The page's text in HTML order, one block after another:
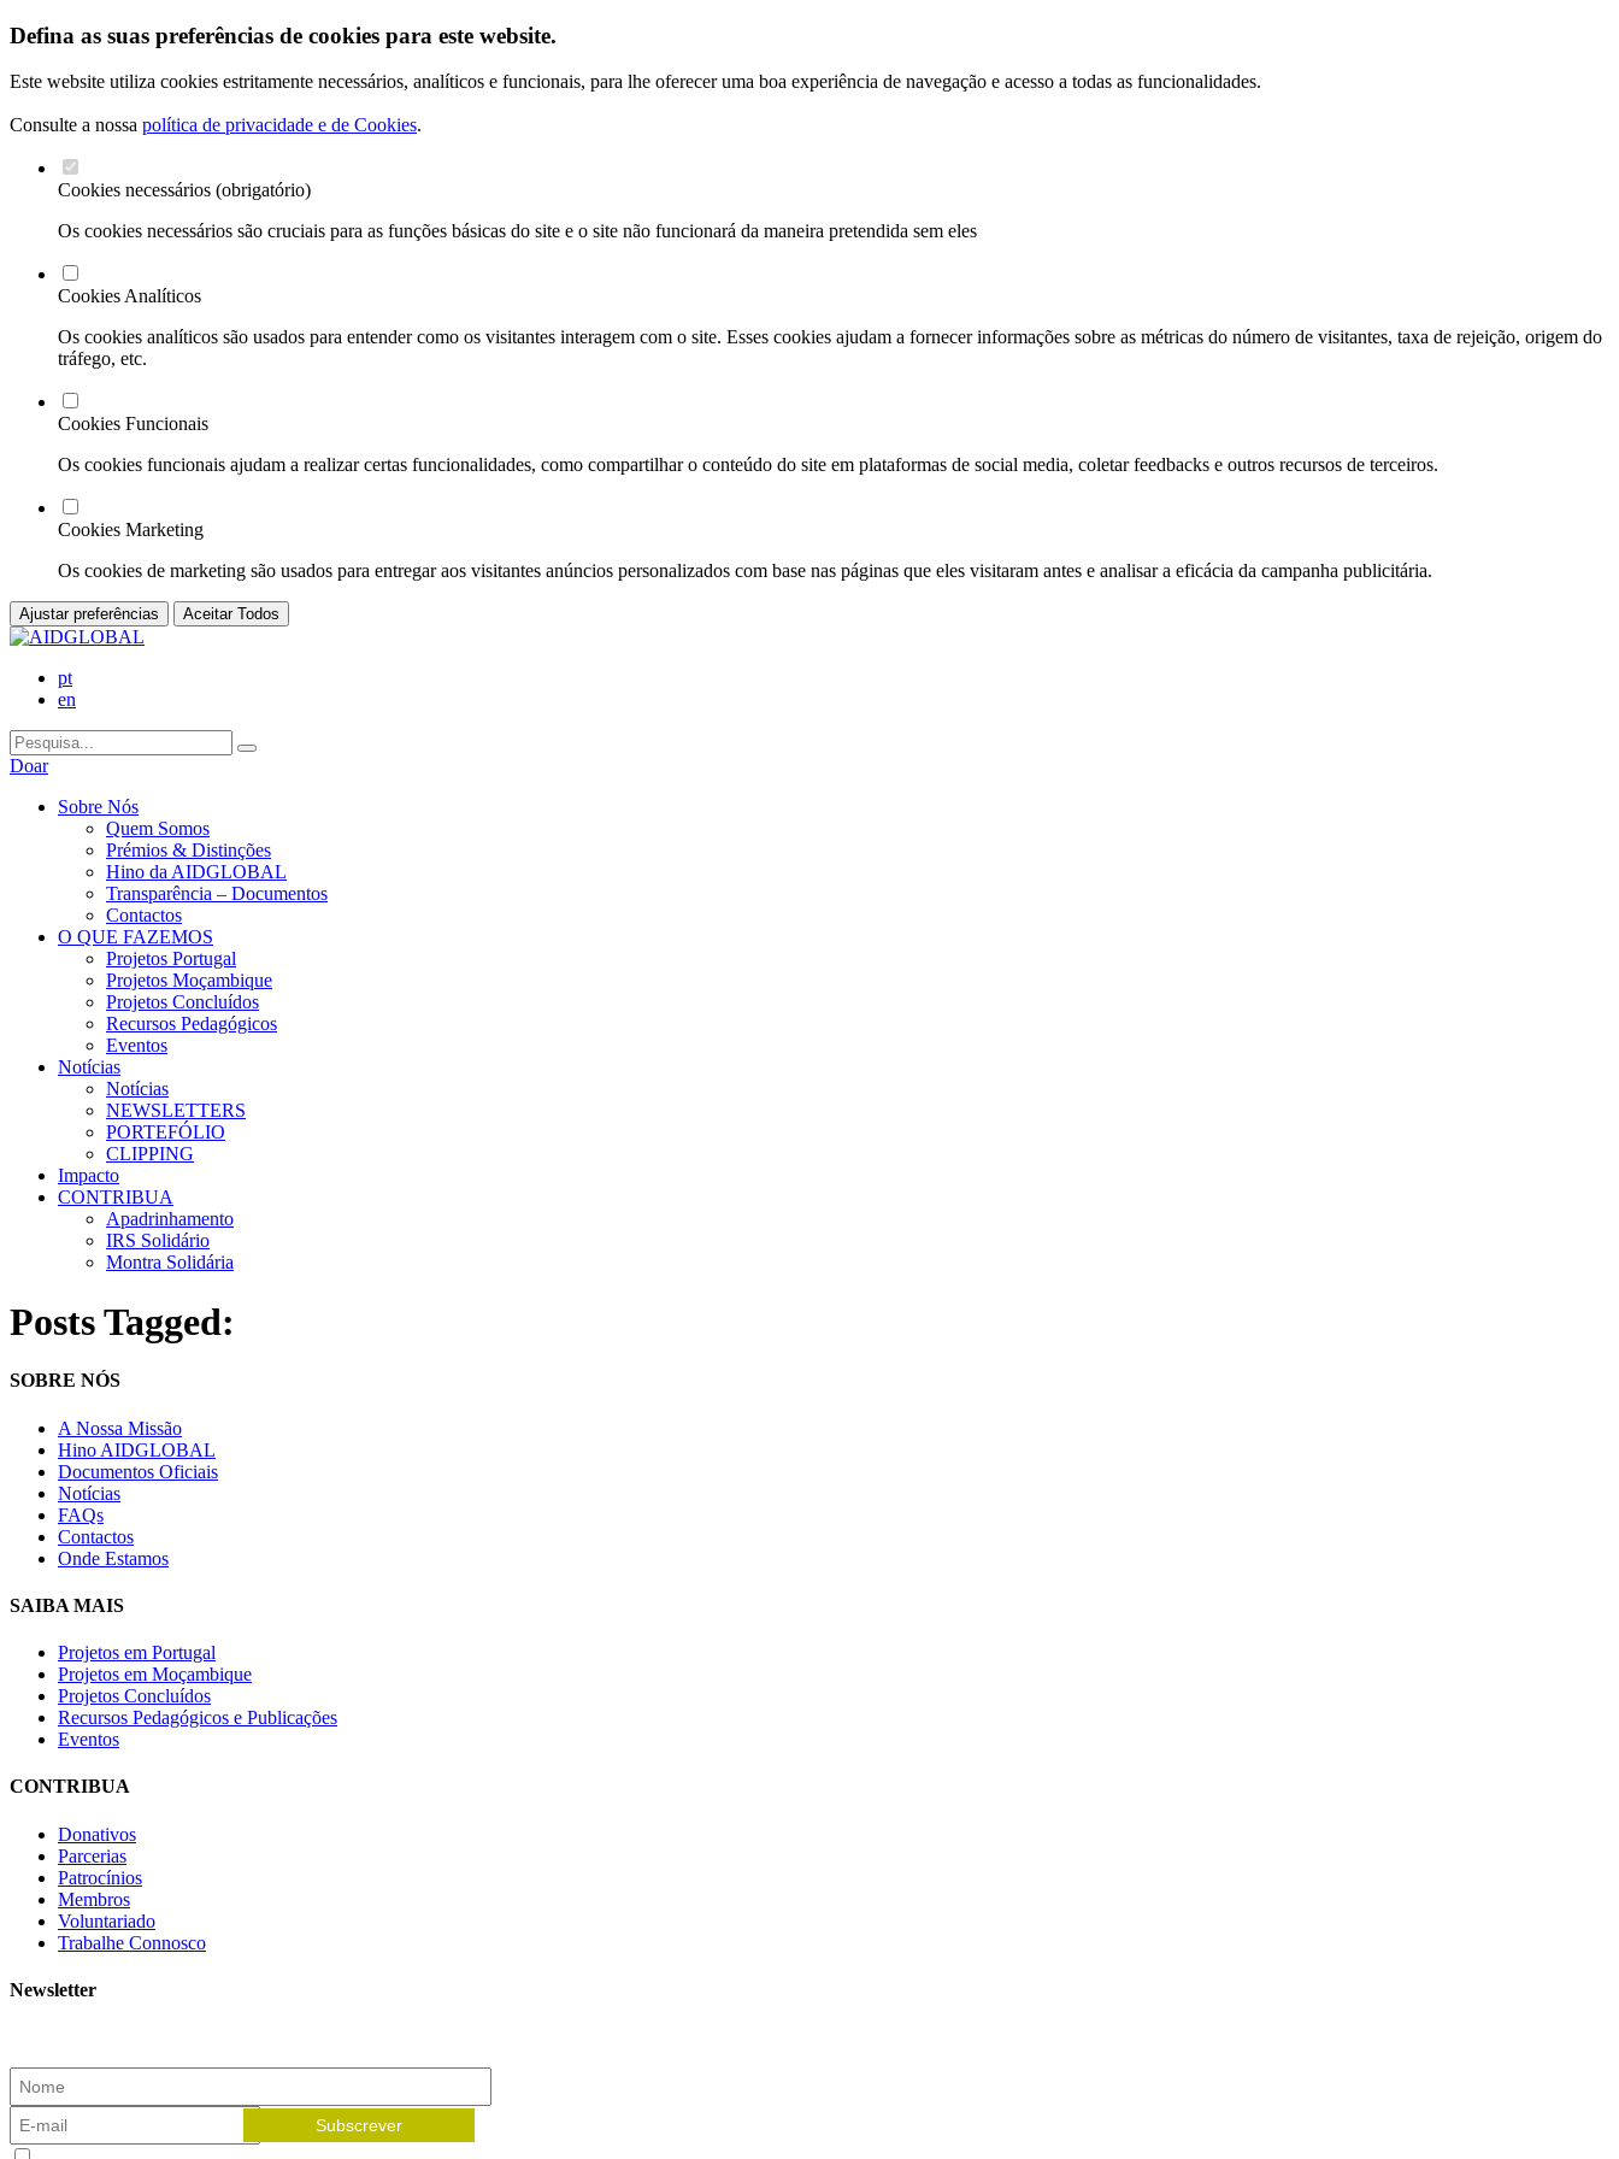
Defina as suas preferências de cookies para este website.
Este website utiliza cookies estritamente necessários, analíticos e funcionais, para lhe oferecer uma boa experiência de navegação e acesso a todas as funcionalidades.
Consulte a nossa política de privacidade e de Cookies.
Cookies necessários (obrigatório)
Os cookies necessários são cruciais para as funções básicas do site e o site não funcionará da maneira pretendida sem eles
Cookies Analíticos
Os cookies analíticos são usados para entender como os visitantes interagem com o site. Esses cookies ajudam a fornecer informações sobre as métricas do número de visitantes, taxa de rejeição, origem do
tráfego, etc.
Cookies Funcionais
Os cookies funcionais ajudam a realizar certas funcionalidades, como compartilhar o conteúdo do site em plataformas de social media, coletar feedbacks e outros recursos de terceiros.
Cookies Marketing
Os cookies de marketing são usados para entregar aos visitantes anúncios personalizados com base nas páginas que eles visitaram antes e analisar a eficácia da campanha publicitária.
Ajustar preferências Aceitar Todos
pt
en
Doar
Sobre Nós
Quem Somos
Prémios & Distinções
Hino da AIDGLOBAL
Transparência – Documentos
Contactos
O QUE FAZEMOS
Projetos Portugal
Projetos Moçambique
Projetos Concluídos
Recursos Pedagógicos
Eventos
Notícias
Notícias
NEWSLETTERS
PORTEFÓLIO
CLIPPING
Impacto
CONTRIBUA
Apadrinhamento
IRS Solidário
Montra Solidária
Posts Tagged:
SOBRE NÓS
A Nossa Missão
Hino AIDGLOBAL
Documentos Oficiais
Notícias
FAQs
Contactos
Onde Estamos
SAIBA MAIS
Projetos em Portugal
Projetos em Moçambique
Projetos Concluídos
Recursos Pedagógicos e Publicações
Eventos
CONTRIBUA
Donativos
Parcerias
Patrocínios
Membros
Voluntariado
Trabalhe Connosco
Newsletter